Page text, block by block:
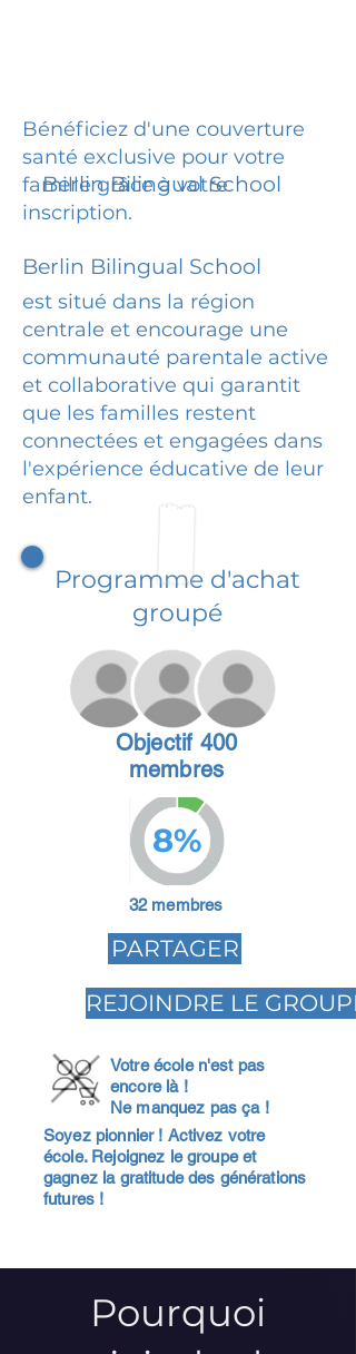
Bénéficiez d'une couverture
santé exclusive pour votre
famille grâce à votre
inscription.
Berlin Bilingual School
Berlin Bilingual School
est situé dans la région
centrale et encourage une
communauté parentale active
et collaborative qui garantit
que les familles restent
connectées et engagées dans
l'expérience éducative de leur
enfant.
Programme d'achat
groupé
Objectif 400
membres
8%
32 membres
PARTAGER
REJOINDRE LE GROUPE
Votre école n'est pas
encore là !
Ne manquez pas ça !
Soyez pionnier ! Activez votre
école. Rejoignez le groupe et
gagnez la gratitude des générations
futures !
Pourquoi